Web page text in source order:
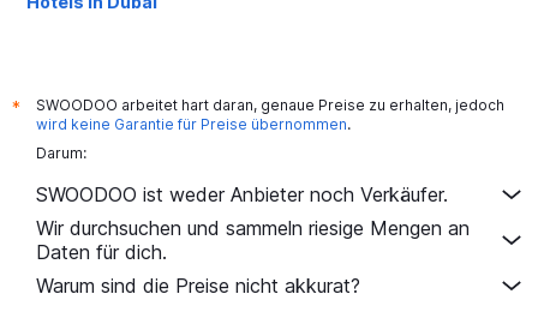
*
SWOODOO arbeitet hart daran, genaue Preise zu erhalten, jedoch
wird keine Garantie für Preise übernommen.
Darum:
SWOODOO ist weder Anbieter noch Verkäufer.
Wir durchsuchen und sammeln riesige Mengen an
Daten für dich.
Warum sind die Preise nicht akkurat?